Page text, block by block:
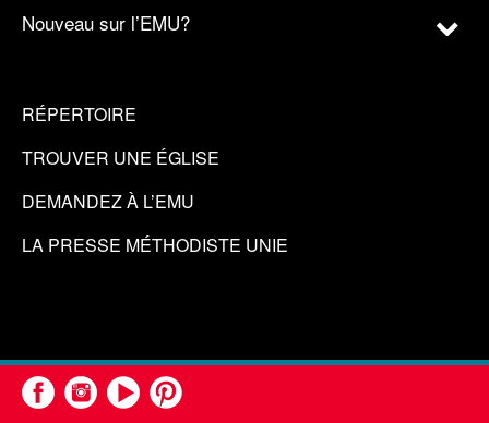
Nouveau sur l’EMU?
RÉPERTOIRE
TROUVER UNE ÉGLISE
DEMANDEZ À L’EMU
LA PRESSE MÉTHODISTE UNIE